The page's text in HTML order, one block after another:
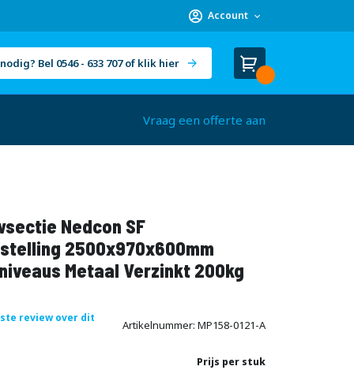
Account
Bel 0546 - 633 707 of klik hier
Winkelwagen
Cart
Vraag een offerte aan
Nedcon SF
2500x970x600mm
Metaal Verzinkt 200kg
review over dit
Artikelnummer MP158-0121-A
Prijs per stuk